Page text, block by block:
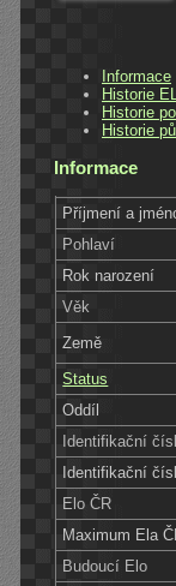
Informace
Historie
Historie
Historie
Informace
Příjmení a
Pohlaví
Rok narození
Věk
Země
Status
Oddíl
Identifikační
Identifikační
Elo ČR
Maximum Ela
Budoucí Elo